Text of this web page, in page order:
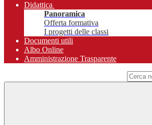
Didattica
Panoramica
Offerta formativa
I progetti delle classi
Documenti utili
Albo Online
Amministrazione Trasparente